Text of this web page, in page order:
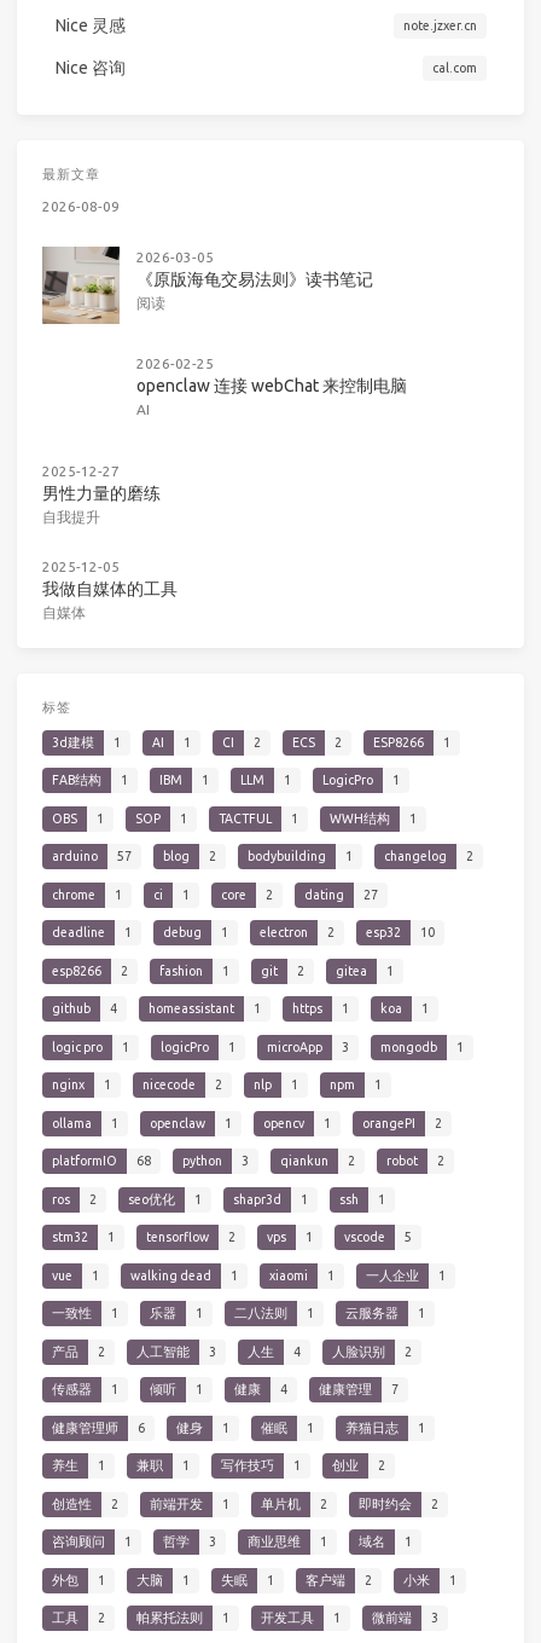
Nice 灵感 note.jzxer.cn
Nice 咨询 cal.com
最新文章
2026-08-09
2026-03-05
《原版海龟交易法则》读书笔记
阅读
2026-02-25
openclaw 连接 webChat 来控制电脑
AI
2025-12-27
男性力量的磨练
自我提升
2025-12-05
我做自媒体的工具
自媒体
标签
3d建模 1 AI 1 CI 2 ECS 2 ESP8266 1
FAB结构 1 IBM 1 LLM 1 LogicPro 1
OBS 1 SOP 1 TACTFUL 1 WWH结构 1
arduino 57 blog 2 bodybuilding 1 changelog 2
chrome 1 ci 1 core 2 dating 27
deadline 1 debug 1 electron 2 esp32 10
esp8266 2 fashion 1 git 2 gitea 1
github 4 homeassistant 1 https 1 koa 1
logic pro 1 logicPro 1 microApp 3 mongodb 1
nginx 1 nicecode 2 nlp 1 npm 1
ollama 1 openclaw 1 opencv 1 orangePI 2
platformIO 68 python 3 qiankun 2 robot 2
ros 2 seo优化 1 shapr3d 1 ssh 1
stm32 1 tensorflow 2 vps 1 vscode 5
vue 1 walking dead 1 xiaomi 1 一人企业 1
一致性 1 乐器 1 二八法则 1 云服务器 1
产品 2 人工智能 3 人生 4 人脸识别 2
传感器 1 倾听 1 健康 4 健康管理 7
健康管理师 6 健身 1 催眠 1 养猫日志 1
养生 1 兼职 1 写作技巧 1 创业 2
创造性 2 前端开发 1 单片机 2 即时约会 2
咨询顾问 1 哲学 3 商业思维 1 域名 1
外包 1 大脑 1 失眠 1 客户端 2 小米 1
工具 2 帕累托法则 1 开发工具 1 微前端 3